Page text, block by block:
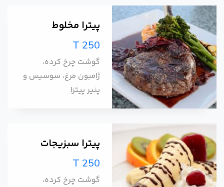
پیترا مخلوط
T 250
گوشت چرخ کرده،
ژامبون مرغ، سوسیس و
پنیر پیتزا
پیترا سبزیجات
T 250
گوشت چرخ کرده،